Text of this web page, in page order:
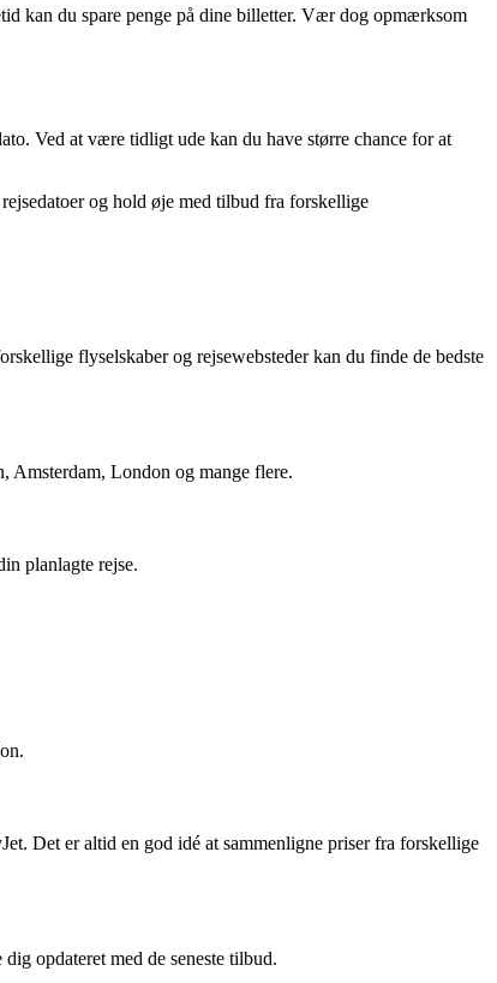
kan du spare penge på dine billetter. Vær dog opmærksom
Ved at være tidligt ude kan du have større chance for at
og hold øje med tilbud fra forskellige
flyselskaber og rejsewebsteder kan du finde de bedste
Amsterdam, London og mange flere.
planlagte rejse.
Det er altid en god idé at sammenligne priser fra forskellige
opdateret med de seneste tilbud.